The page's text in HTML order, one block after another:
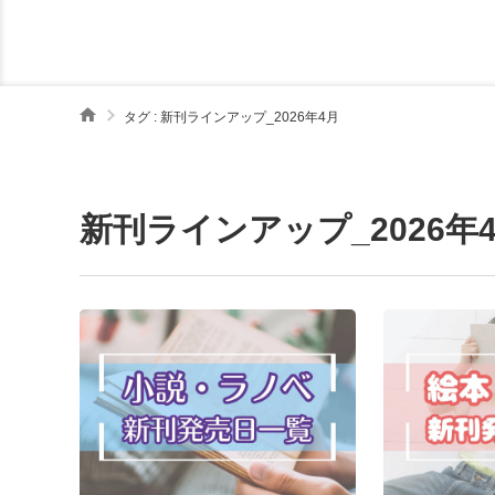
タグ : 新刊ラインアップ_2026年4月
新刊ラインアップ_2026年